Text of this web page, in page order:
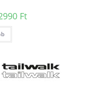
Ft.
FtCurrent
price